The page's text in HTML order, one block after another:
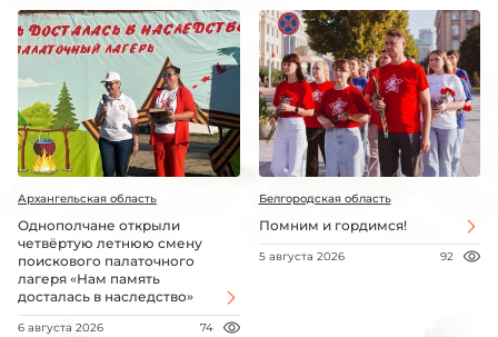
Архангельская область
Однополчане открыли
четвёртую летнюю смену
поискового палаточного
лагеря «Нам память
досталась в наследство»
6 августа 2026 74
Белгородская область
Помним и гордимся!
5 августа 2026 92